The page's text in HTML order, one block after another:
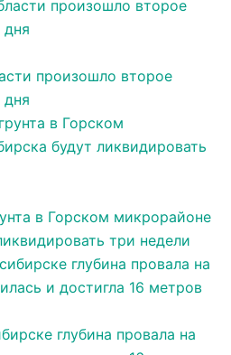
произошло второе
дня
в Горском микрорайоне
три недели
глубина провала на